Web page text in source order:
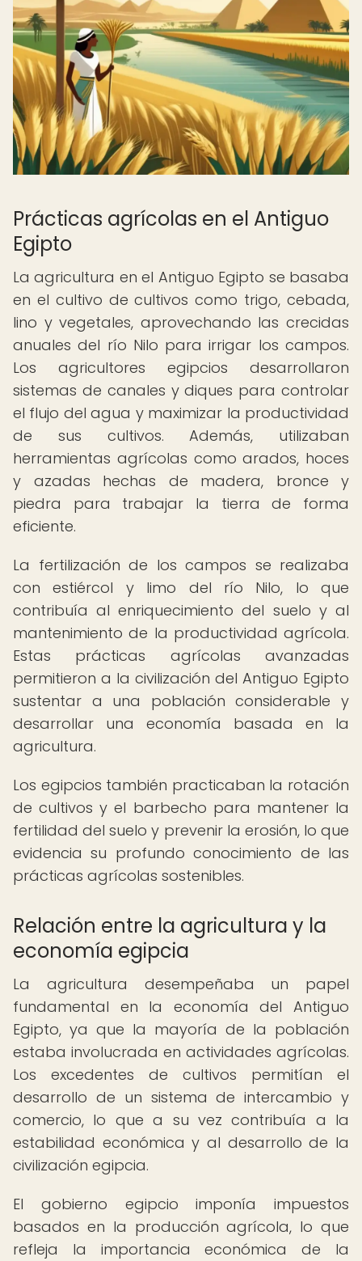
Prácticas agrícolas en el Antiguo
Egipto
La agricultura en el Antiguo Egipto se basaba
en el cultivo de cultivos como trigo, cebada,
lino y vegetales, aprovechando las crecidas
anuales del río Nilo para irrigar los campos.
Los agricultores egipcios desarrollaron
sistemas de canales y diques para controlar
el flujo del agua y maximizar la productividad
de sus cultivos. Además, utilizaban
herramientas agrícolas como arados, hoces
y azadas hechas de madera, bronce y
piedra para trabajar la tierra de forma
eficiente.
La fertilización de los campos se realizaba
con estiércol y limo del río Nilo, lo que
contribuía al enriquecimiento del suelo y al
mantenimiento de la productividad agrícola.
Estas prácticas agrícolas avanzadas
permitieron a la civilización del Antiguo Egipto
sustentar a una población considerable y
desarrollar una economía basada en la
agricultura.
Los egipcios también practicaban la rotación
de cultivos y el barbecho para mantener la
fertilidad del suelo y prevenir la erosión, lo que
evidencia su profundo conocimiento de las
prácticas agrícolas sostenibles.
Relación entre la agricultura y la
economía egipcia
La agricultura desempeñaba un papel
fundamental en la economía del Antiguo
Egipto, ya que la mayoría de la población
estaba involucrada en actividades agrícolas.
Los excedentes de cultivos permitían el
desarrollo de un sistema de intercambio y
comercio, lo que a su vez contribuía a la
estabilidad económica y al desarrollo de la
civilización egipcia.
El gobierno egipcio imponía impuestos
basados en la producción agrícola, lo que
refleja la importancia económica de la